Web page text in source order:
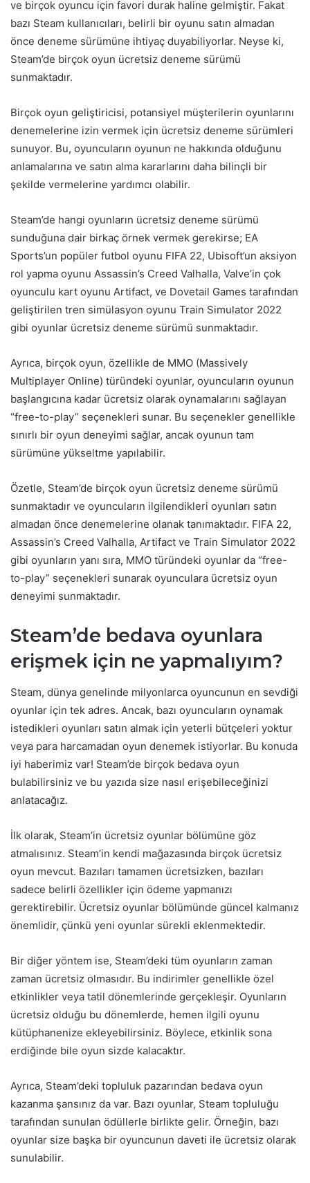
ve birçok oyuncu için favori durak haline gelmiştir. Fakat
bazı Steam kullanıcıları, belirli bir oyunu satın almadan
önce deneme sürümüne ihtiyaç duyabiliyorlar. Neyse ki,
Steam’de birçok oyun ücretsiz deneme sürümü
sunmaktadır.
Birçok oyun geliştiricisi, potansiyel müşterilerin oyunlarını
denemelerine izin vermek için ücretsiz deneme sürümleri
sunuyor. Bu, oyuncuların oyunun ne hakkında olduğunu
anlamalarına ve satın alma kararlarını daha bilinçli bir
şekilde vermelerine yardımcı olabilir.
Steam’de hangi oyunların ücretsiz deneme sürümü
sunduğuna dair birkaç örnek vermek gerekirse; EA
Sports’un popüler futbol oyunu FIFA 22, Ubisoft’un aksiyon
rol yapma oyunu Assassin’s Creed Valhalla, Valve’in çok
oyunculu kart oyunu Artifact, ve Dovetail Games tarafından
geliştirilen tren simülasyon oyunu Train Simulator 2022
gibi oyunlar ücretsiz deneme sürümü sunmaktadır.
Ayrıca, birçok oyun, özellikle de MMO (Massively
Multiplayer Online) türündeki oyunlar, oyuncuların oyunun
başlangıcına kadar ücretsiz olarak oynamalarını sağlayan
“free-to-play” seçenekleri sunar. Bu seçenekler genellikle
sınırlı bir oyun deneyimi sağlar, ancak oyunun tam
sürümüne yükseltme yapılabilir.
Özetle, Steam’de birçok oyun ücretsiz deneme sürümü
sunmaktadır ve oyuncuların ilgilendikleri oyunları satın
almadan önce denemelerine olanak tanımaktadır. FIFA 22,
Assassin’s Creed Valhalla, Artifact ve Train Simulator 2022
gibi oyunların yanı sıra, MMO türündeki oyunlar da “free-
to-play” seçenekleri sunarak oyunculara ücretsiz oyun
deneyimi sunmaktadır.
Steam’de bedava oyunlara
erişmek için ne yapmalıyım?
Steam, dünya genelinde milyonlarca oyuncunun en sevdiği
oyunlar için tek adres. Ancak, bazı oyuncuların oynamak
istedikleri oyunları satın almak için yeterli bütçeleri yoktur
veya para harcamadan oyun denemek istiyorlar. Bu konuda
iyi haberimiz var! Steam’de birçok bedava oyun
bulabilirsiniz ve bu yazıda size nasıl erişebileceğinizi
anlatacağız.
İlk olarak, Steam’in ücretsiz oyunlar bölümüne göz
atmalısınız. Steam’in kendi mağazasında birçok ücretsiz
oyun mevcut. Bazıları tamamen ücretsizken, bazıları
sadece belirli özellikler için ödeme yapmanızı
gerektirebilir. Ücretsiz oyunlar bölümünde güncel kalmanız
önemlidir, çünkü yeni oyunlar sürekli eklenmektedir.
Bir diğer yöntem ise, Steam’deki tüm oyunların zaman
zaman ücretsiz olmasıdır. Bu indirimler genellikle özel
etkinlikler veya tatil dönemlerinde gerçekleşir. Oyunların
ücretsiz olduğu bu dönemlerde, hemen ilgili oyunu
kütüphanenize ekleyebilirsiniz. Böylece, etkinlik sona
erdiğinde bile oyun sizde kalacaktır.
Ayrıca, Steam’deki topluluk pazarından bedava oyun
kazanma şansınız da var. Bazı oyunlar, Steam topluluğu
tarafından sunulan ödüllerle birlikte gelir. Örneğin, bazı
oyunlar size başka bir oyuncunun daveti ile ücretsiz olarak
sunulabilir.